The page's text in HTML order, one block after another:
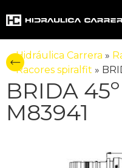
Hidráulica Carrera »
Racores spiralfit »
BRIDA
M83941